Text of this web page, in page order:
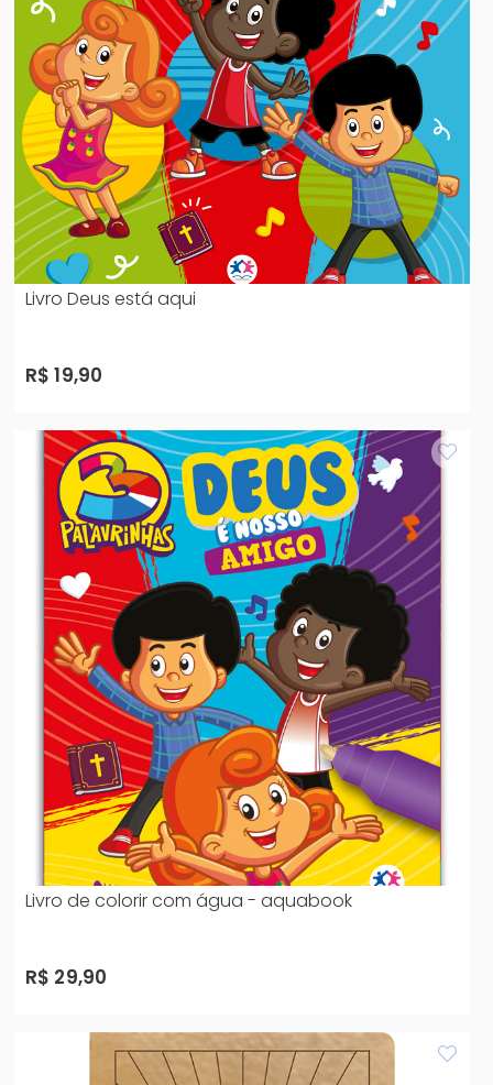
Livro Deus está aqui
R$ 19,90
Livro de colorir com água - aquabook
R$ 29,90